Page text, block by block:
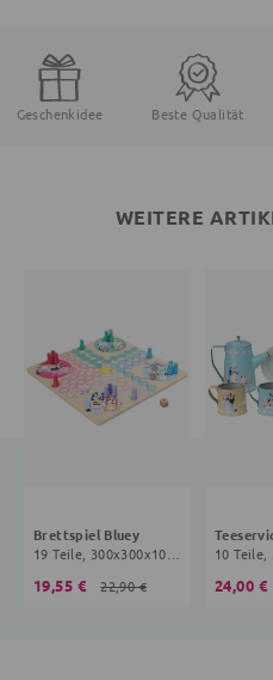
Geschenkidee Beste Qualität
WEITERE
Brettspiel Bluey
19 Teile, 300x300x10 mm, 3+ Jahre, bunt
19,55 € 22,90 € 24,00 €